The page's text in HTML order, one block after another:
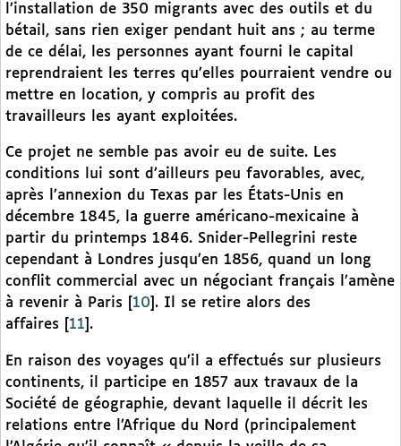
l’installation de 350 migrants avec des outils et du
bétail, sans rien exiger pendant huit ans ; au terme
de ce délai, les personnes ayant fourni le capital
reprendraient les terres qu’elles pourraient vendre ou
mettre en location, y compris au profit des
travailleurs les ayant exploitées.
Ce projet ne semble pas avoir eu de suite. Les
conditions lui sont d’ailleurs peu favorables, avec,
après l’annexion du Texas par les États-Unis en
décembre 1845, la guerre américano-mexicaine à
partir du printemps 1846. Snider-Pellegrini reste
cependant à Londres jusqu’en 1856, quand un long
conflit commercial avec un négociant français l’amène
à revenir à Paris
10 . Il se retire alors des
affaires
11 .
En raison des voyages qu’il a effectués sur plusieurs
continents, il participe en 1857 aux travaux de la
Société de géographie, devant laquelle il décrit les
relations entre l’Afrique du Nord (principalement